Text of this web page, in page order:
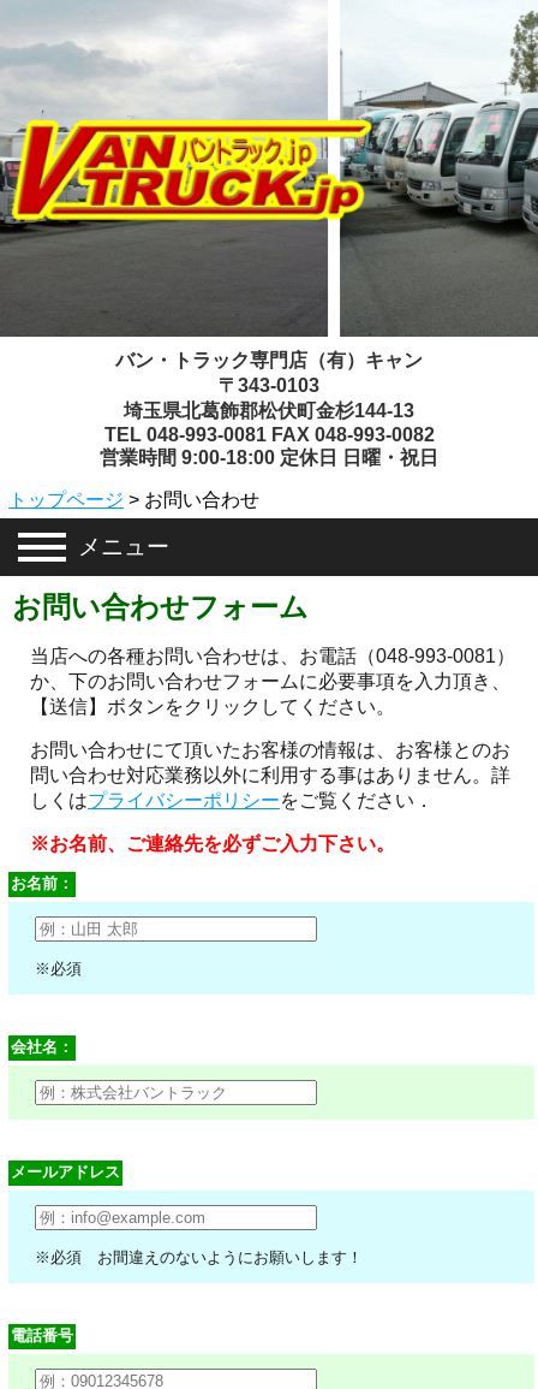
バン・トラック専門店（有）キャン
〒343-0103
埼玉県北葛飾郡松伏町金杉144-13
TEL 048-993-0081 FAX 048-993-0082
営業時間 9:00-18:00 定休日 日曜・祝日
トップページ > お問い合わせ
メニュー
お問い合わせフォーム
当店への各種お問い合わせは、お電話（048-993-0081）
か、下のお問い合わせフォームに必要事項を入力頂き、
【送信】ボタンをクリックしてください。
お問い合わせにて頂いたお客様の情報は、お客様とのお
問い合わせ対応業務以外に利用する事はありません。詳
しくはプライバシーポリシーをご覧ください．
※お名前、ご連絡先を必ずご入力下さい。
お名前：
※必須
会社名：
メールアドレス
※必須 お間違えのないようにお願いします！
電話番号